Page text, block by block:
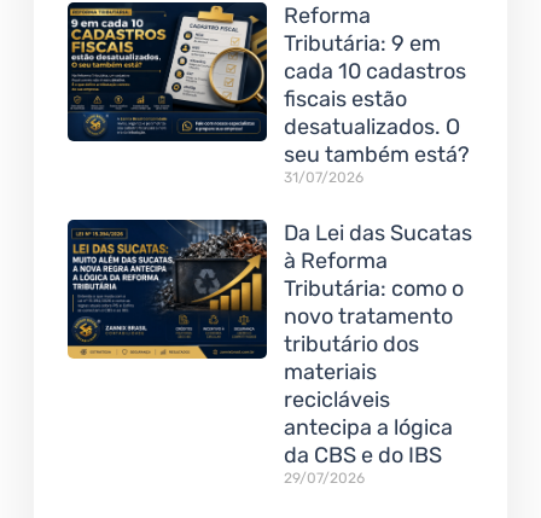
Reforma
Tributária: 9 em
cada 10 cadastros
fiscais estão
desatualizados. O
seu também está?
31/07/2026
Da Lei das Sucatas
à Reforma
Tributária: como o
novo tratamento
tributário dos
materiais
recicláveis
antecipa a lógica
da CBS e do IBS
29/07/2026